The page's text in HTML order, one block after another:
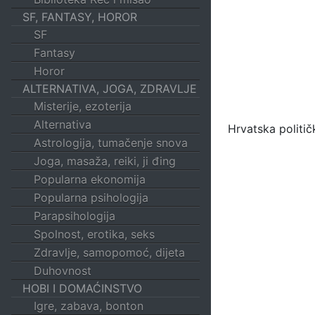
SF, FANTASY, HOROR
SF
Fantasy
Horor
ALTERNATIVA, JOGA, ZDRAVLJE
Misterije, ezoterija
Alternativa
Astrologija, tumačenje snova
Joga, masaža, reiki, ji đing
Popularna ekonomija
Popularna psihologija
Parapsihologija
Spolnost, erotika, seks
Zdravlje, samopomoć, dijeta
Duhovnost
HOBI I DOMAĆINSTVO
Igre, zabava, bonton
Hrvatska